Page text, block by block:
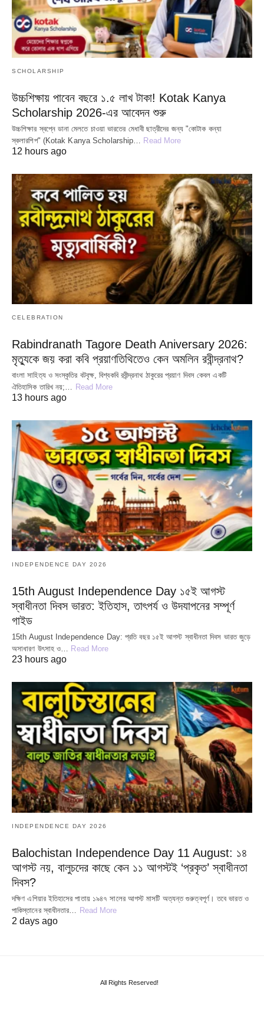
SCHOLARSHIP
উচ্চশিক্ষায় পাবেন বছরে ১.৫ লাখ টাকা! Kotak Kanya
Scholarship 2026-এর আবেদন শুরু
উচ্চশিক্ষার স্বপ্নে ডানা মেলতে চাওয়া ভারতের মেধাবী ছাত্রীদের জন্য "কোটাক কন্যা
স্কলারশিপ" (Kotak Kanya Scholarship… Read More
12 hours ago
CELEBRATION
Rabindranath Tagore Death Aniversary 2026:
মৃত্যুকে জয় করা কবি প্রয়াণতিথিতেও কেন অমলিন রবীন্দ্রনাথ?
বাংলা সাহিত্য ও সংস্কৃতির বটবৃক্ষ, বিশ্বকবি রবীন্দ্রনাথ ঠাকুরের প্রয়াণ দিবস কেবল একটি
ঐতিহাসিক তারিখ নয়;… Read More
13 hours ago
INDEPENDENCE DAY 2026
15th August Independence Day ১৫ই আগস্ট
স্বাধীনতা দিবস ভারত: ইতিহাস, তাৎপর্য ও উদযাপনের সম্পূর্ণ
গাইড
15th August Independence Day: প্রতি বছর ১৫ই আগস্ট স্বাধীনতা দিবস ভারত জুড়ে
অসাধারণ উৎসাহ ও…
Read More
23 hours ago
INDEPENDENCE DAY 2026
Balochistan Independence Day 11 August: ১৪
আগস্ট নয়, বালুচদের কাছে কেন ১১ আগস্টই ‘প্রকৃত’ স্বাধীনতা
দিবস?
দক্ষিণ এশিয়ার ইতিহাসের পাতায় ১৯৪৭ সালের আগস্ট মাসটি অত্যন্ত গুরুত্বপূর্ণ। তবে ভারত ও
পাকিস্তানের স্বাধীনতার… Read More
2 days ago
All Rights Reserved!